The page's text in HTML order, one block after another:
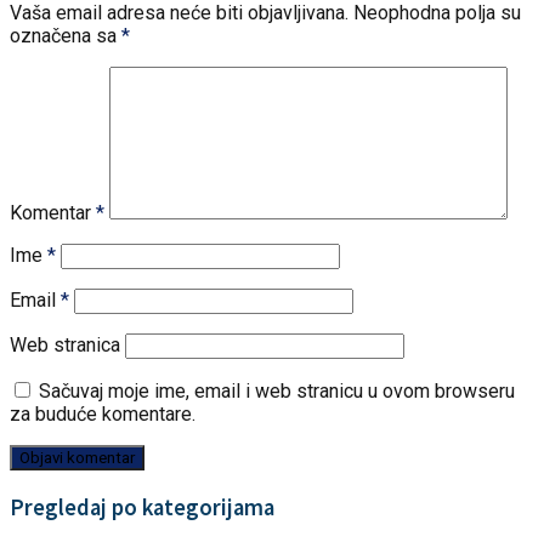
Vaša email adresa neće biti objavljivana. Neophodna polja su
označena sa *
Komentar *
Ime *
Email *
Web stranica
Sačuvaj moje ime, email i web stranicu u ovom browseru
za buduće komentare.
Pregledaj po kategorijama